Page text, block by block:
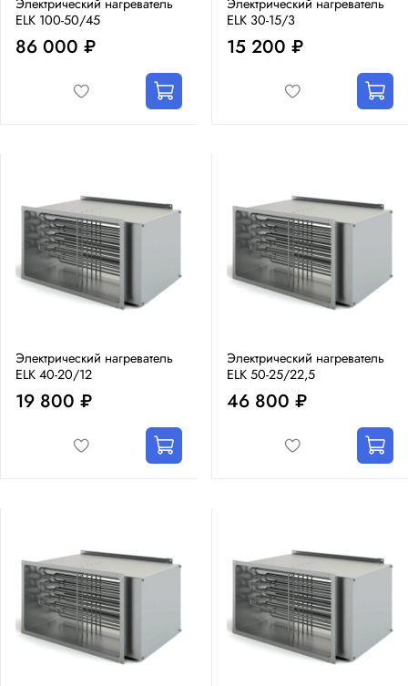
ELK 100-50/45
86 000 ₽
ELK 30-15/3
15 200 ₽
Электрический нагреватель
ELK 40-20/12
19 800 ₽
Электрический нагреватель
ELK 50-25/22,5
46 800 ₽